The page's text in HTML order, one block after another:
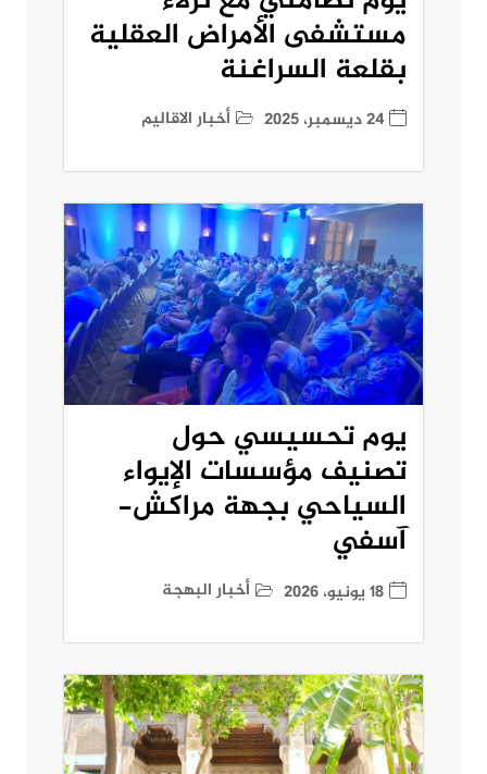
مستشفى الأمراض العقلية
بقلعة السراغنة
24 ديسمبر، 2025 أخبار الاقاليم
يوم تحسيسي حول
تصنيف مؤسسات الإيواء
السياحي بجهة مراكش-
آسفي
18 يونيو، 2026 أخبار البهجة